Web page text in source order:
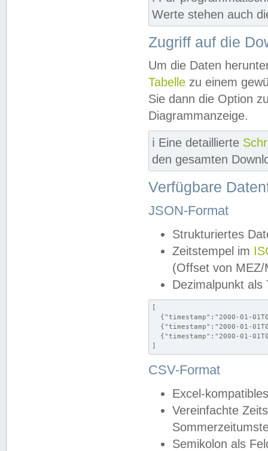
Werte stehen auch
Zugriff auf die
Um die Daten
Tabelle zu einem
Sie dann die Option
Diagrammanzeige.
ℹ️ Eine detaillierte
den gesamten
Verfügbare
JSON-Format
Strukturiertes
Zeitstempel im
(Offset von MEZ/
Dezimalpunkt als
[
{"timestamp":"2000-01-
{"timestamp":"2000-01-
{"timestamp":"2000-01-
]
CSV-Format
Excel-
Vereinfachte
Semikolon als